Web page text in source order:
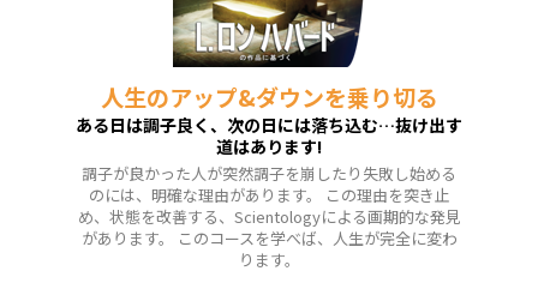
人生のアップ&ダウンを乗り切る
ある日は調子良く、次の日には落ち込む…抜け出す
道はあります!
調子が良かった人が突然調子を崩したり失敗し始める
のには、明確な理由があります。 この理由を突き止
め、状態を改善する、Scientologyによる画期的な発見
があります。 このコースを学べば、人生が完全に変わ
ります。